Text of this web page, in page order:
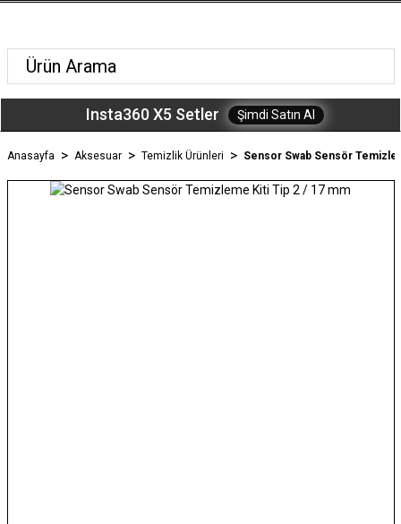
Insta360 X5 Setler Şimdi Satın Al
Anasayfa Aksesuar Temizlik Ürünleri Sensor Swab Sensör